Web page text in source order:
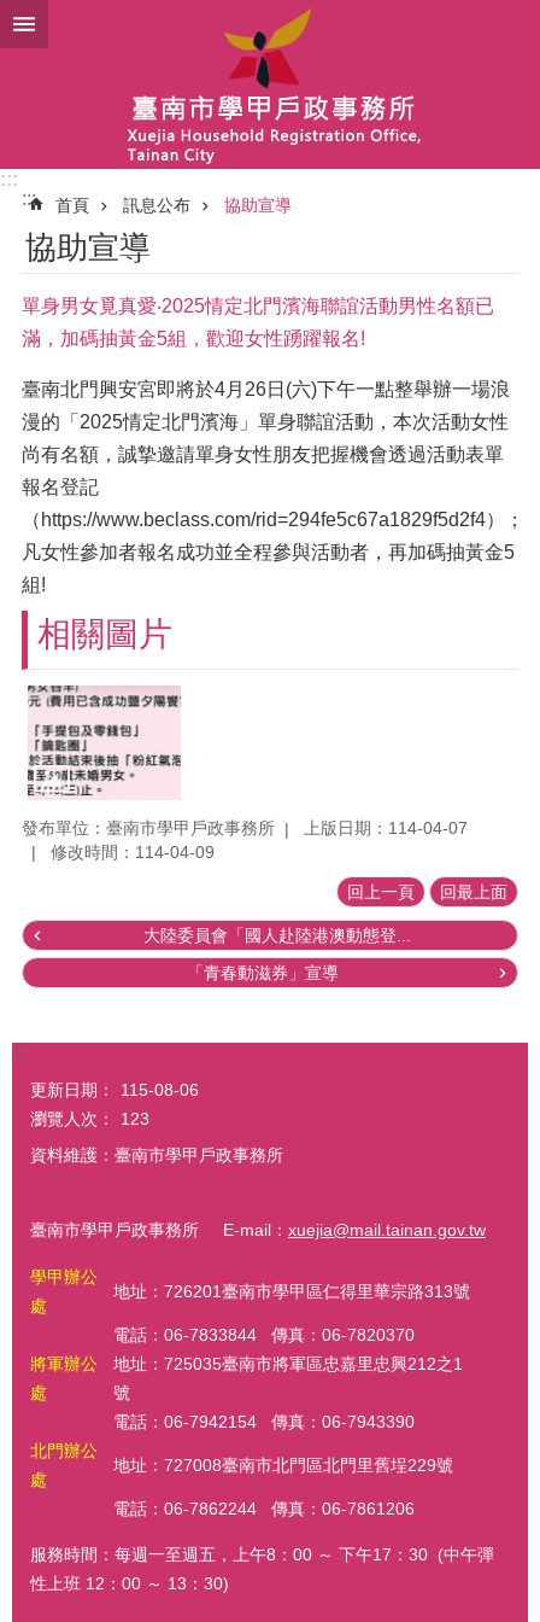
跳到主要內容區塊
:::
:::
首頁 訊息公布 協助宣導
協助宣導
單身男女覓真愛‧2025情定北門濱海聯誼活動男性名額已
滿，加碼抽黃金5組，歡迎女性踴躍報名!
臺南北門興安宮即將於4月26日(六)下午一點整舉辦一場浪
漫的「2025情定北門濱海」單身聯誼活動，本次活動女性
尚有名額，誠摯邀請單身女性朋友把握機會透過活動表單
報名登記
（https://www.beclass.com/rid=294fe5c67a1829f5d2f4）；
凡女性參加者報名成功並全程參與活動者，再加碼抽黃金5
組!
相關圖片
發布單位：臺南市學甲戶政事務所
上版日期：114-04-07
修改時間：114-04-09
回上一頁 回最上面
大陸委員會「國人赴陸港澳動態登...
「青春動滋券」宣導
:::
更新日期：
115-08-06
瀏覽人次：
123
資料維護：臺南市學甲戶政事務所
臺南市學甲戶政事務所 E-mail： xuejia@mail.tainan.gov.tw
學甲辦公
處
地址：726201臺南市學甲區仁得里華宗路313號
電話：06-7833844 傳真：06-7820370
將軍辦公
處
地址：725035臺南市將軍區忠嘉里忠興212之1
號
電話：06-7942154 傳真：06-7943390
北門辦公
處
地址：727008臺南市北門區北門里舊埕229號
電話：06-7862244 傳真：06-7861206
服務時間：每週一至週五，上午8：00 ～ 下午17：30 (中午彈
性上班 12：00 ～ 13：30)